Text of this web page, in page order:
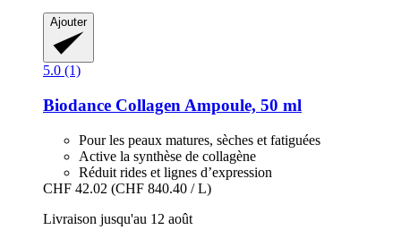
Ajouter
5.0 (1)
Biodance Collagen Ampoule, 50 ml
Pour les peaux matures, sèches et fatiguées
Active la synthèse de collagène
Réduit rides et lignes d’expression
CHF 42.02 (CHF 840.40 / L)
Livraison jusqu'au 12 août